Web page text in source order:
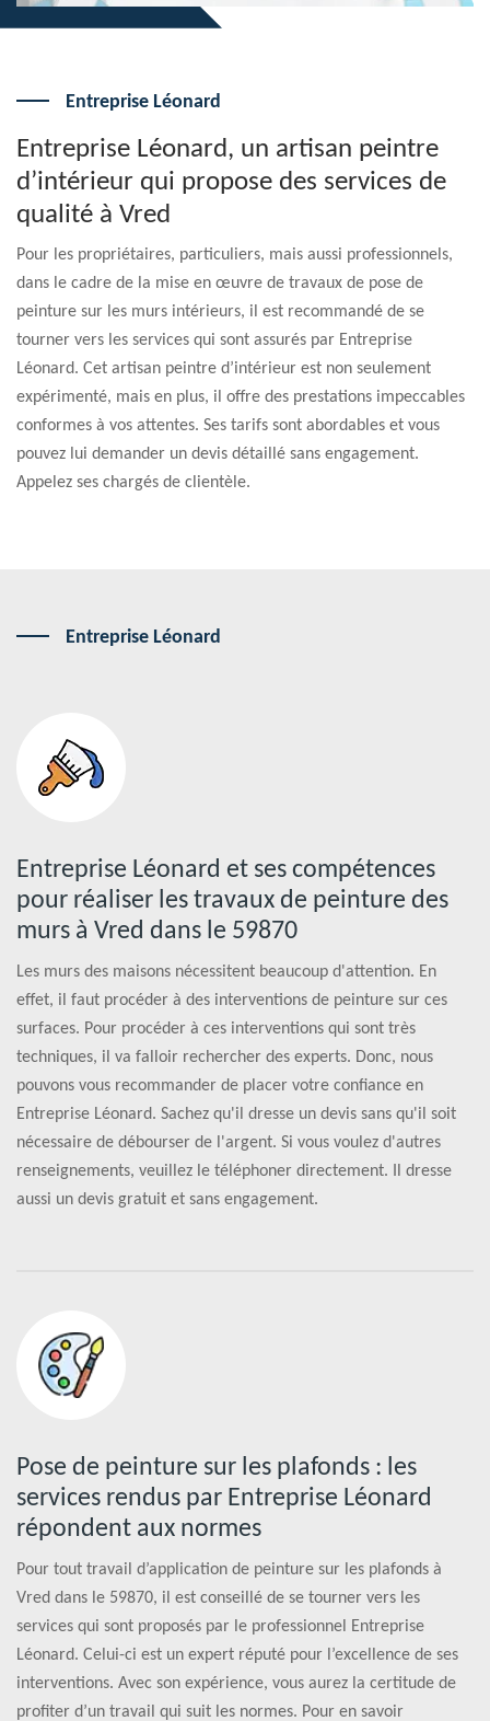
Entreprise Léonard
Entreprise Léonard, un artisan peintre
d’intérieur qui propose des services de
qualité à Vred
Pour les propriétaires, particuliers, mais aussi professionnels,
dans le cadre de la mise en œuvre de travaux de pose de
peinture sur les murs intérieurs, il est recommandé de se
tourner vers les services qui sont assurés par Entreprise
Léonard. Cet artisan peintre d’intérieur est non seulement
expérimenté, mais en plus, il offre des prestations impeccables
conformes à vos attentes. Ses tarifs sont abordables et vous
pouvez lui demander un devis détaillé sans engagement.
Appelez ses chargés de clientèle.
Entreprise Léonard
Entreprise Léonard et ses compétences
pour réaliser les travaux de peinture des
murs à Vred dans le 59870
Les murs des maisons nécessitent beaucoup d'attention. En
effet, il faut procéder à des interventions de peinture sur ces
surfaces. Pour procéder à ces interventions qui sont très
techniques, il va falloir rechercher des experts. Donc, nous
pouvons vous recommander de placer votre confiance en
Entreprise Léonard. Sachez qu'il dresse un devis sans qu'il soit
nécessaire de débourser de l'argent. Si vous voulez d'autres
renseignements, veuillez le téléphoner directement. Il dresse
aussi un devis gratuit et sans engagement.
Pose de peinture sur les plafonds : les
services rendus par Entreprise Léonard
répondent aux normes
Pour tout travail d’application de peinture sur les plafonds à
Vred dans le 59870, il est conseillé de se tourner vers les
services qui sont proposés par le professionnel Entreprise
Léonard. Celui-ci est un expert réputé pour l’excellence de ses
interventions. Avec son expérience, vous aurez la certitude de
profiter d’un travail qui suit les normes. Pour en savoir